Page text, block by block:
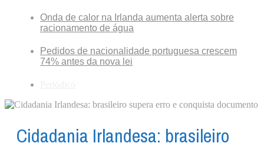
Onda de calor na Irlanda aumenta alerta sobre
racionamento de água
Pedidos de nacionalidade portuguesa crescem
74% antes da nova lei
Cidadania Irlandesa: brasileiro